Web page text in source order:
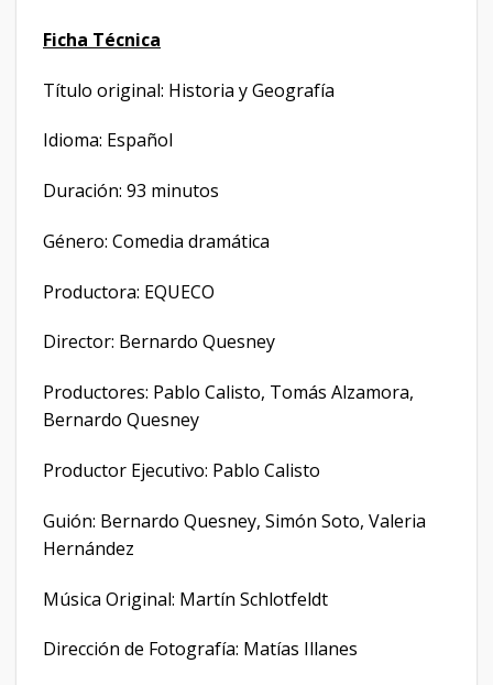
Ficha Técnica
Título original: Historia y Geografía
Idioma: Español
Duración: 93 minutos
Género: Comedia dramática
Productora: EQUECO
Director: Bernardo Quesney
Productores: Pablo Calisto, Tomás Alzamora,
Bernardo Quesney
Productor Ejecutivo: Pablo Calisto
Guión: Bernardo Quesney, Simón Soto, Valeria
Hernández
Música Original: Martín Schlotfeldt
Dirección de Fotografía: Matías Illanes